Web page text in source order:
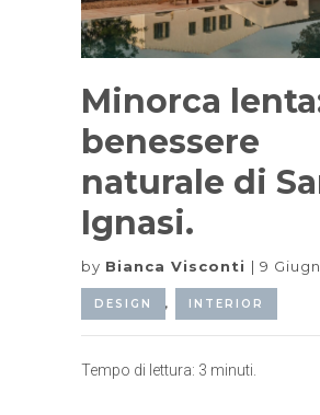
Minorca
benessere
naturale di
Ignasi.
by Bianca Visconti 9
DESIGN , INTERIOR
Tempo di lettura: 3 minuti.